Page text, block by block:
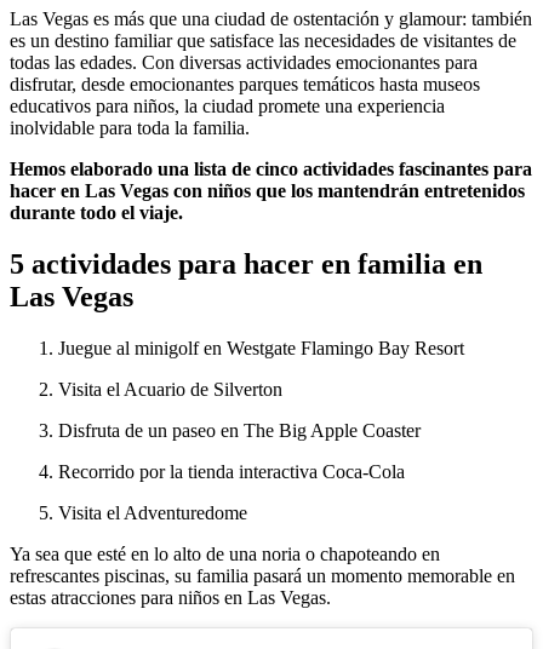
Las Vegas es más que una ciudad de ostentación y glamour: también
es un destino familiar que satisface las necesidades de visitantes de
todas las edades. Con diversas actividades emocionantes para
disfrutar, desde emocionantes parques temáticos hasta museos
educativos para niños, la ciudad promete una experiencia
inolvidable para toda la familia.
Hemos elaborado una lista de cinco actividades fascinantes para
hacer en Las Vegas con niños que los mantendrán entretenidos
durante todo el viaje.
5 actividades para hacer en familia en
Las Vegas
Juegue al minigolf en Westgate Flamingo Bay Resort
Visita el Acuario de Silverton
Disfruta de un paseo en The Big Apple Coaster
Recorrido por la tienda interactiva Coca-Cola
Visita el Adventuredome
Ya sea que esté en lo alto de una noria o chapoteando en
refrescantes piscinas, su familia pasará un momento memorable en
estas atracciones para niños en Las Vegas.